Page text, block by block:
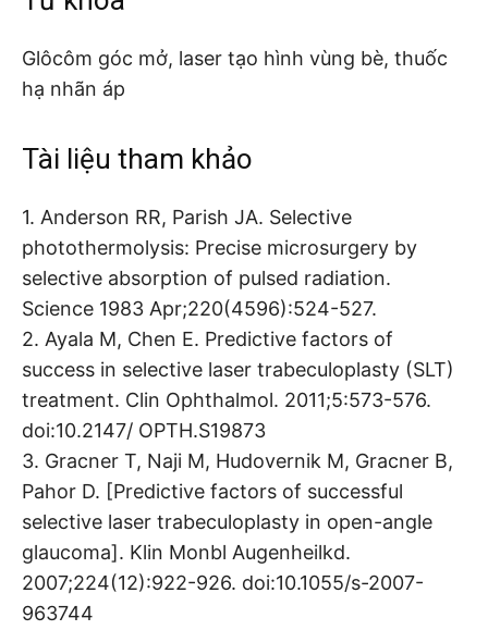
Glôcôm góc mở, laser tạo hình vùng bè, thuốc
hạ nhãn áp
Tài liệu tham khảo
1. Anderson RR, Parish JA. Selective
photothermolysis: Precise microsurgery by
selective absorption of pulsed radiation.
Science 1983 Apr;220(4596):524-527.
2. Ayala M, Chen E. Predictive factors of
success in selective laser trabeculoplasty (SLT)
treatment. Clin Ophthalmol. 2011;5:573-576.
doi:10.2147/ OPTH.S19873
3. Gracner T, Naji M, Hudovernik M, Gracner B,
Pahor D. [Predictive factors of successful
selective laser trabeculoplasty in open-angle
glaucoma]. Klin Monbl Augenheilkd.
2007;224(12):922-926. doi:10.1055/s-2007-
963744